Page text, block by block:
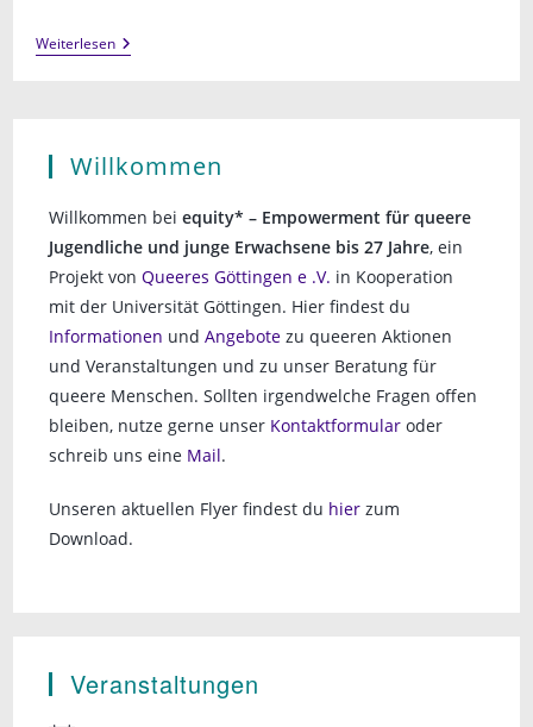
WeiterlesenFachtag
„Geschlechtliche
(23.04.2022
In
Willkommen
Willkommen beiequity* – Empowerment für queere
Jugendliche und junge Erwachsene bis 27 Jahre, ein
Projekt vonQueeres Göttingen e .V. in Kooperation
mit der Universität Göttingen. Hier findest du
Informationen undAngebote zu queeren Aktionen
und Veranstaltungen und zu unser Beratung für
queere Menschen. Sollten irgendwelche Fragen offen
bleiben, nutze gerne unser Kontaktformular oder
schreib uns eine Mail.
Unseren aktuellen Flyer findest du hier zum
Download.
Veranstaltungen